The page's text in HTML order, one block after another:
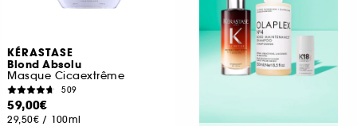
KÉRASTASE
Blond Absolu
Masque Cicaextrême
509
59,00€
29,50€ / 100ml